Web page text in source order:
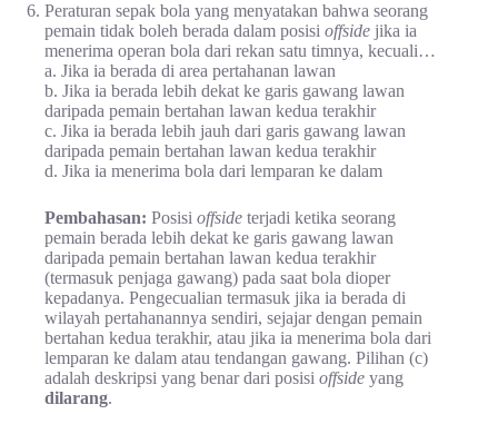
Peraturan sepak bola yang menyatakan bahwa seorang
pemain tidak boleh berada dalam posisi offside jika ia
menerima operan bola dari rekan satu timnya, kecuali…
a. Jika ia berada di area pertahanan lawan
b. Jika ia berada lebih dekat ke garis gawang lawan
daripada pemain bertahan lawan kedua terakhir
c. Jika ia berada lebih jauh dari garis gawang lawan
daripada pemain bertahan lawan kedua terakhir
d. Jika ia menerima bola dari lemparan ke dalam
Pembahasan: Posisi offside terjadi ketika seorang
pemain berada lebih dekat ke garis gawang lawan
daripada pemain bertahan lawan kedua terakhir
(termasuk penjaga gawang) pada saat bola dioper
kepadanya. Pengecualian termasuk jika ia berada di
wilayah pertahanannya sendiri, sejajar dengan pemain
bertahan kedua terakhir, atau jika ia menerima bola dari
lemparan ke dalam atau tendangan gawang. Pilihan (c)
adalah deskripsi yang benar dari posisi offside yang
dilarang.